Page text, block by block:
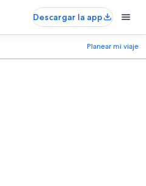
Descargar la app
Planear mi viaje